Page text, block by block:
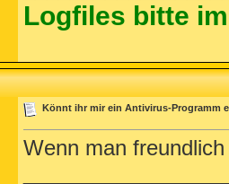
Logfiles bitte
Könnt ihr mir ein Antivirus-Programm
Wenn man